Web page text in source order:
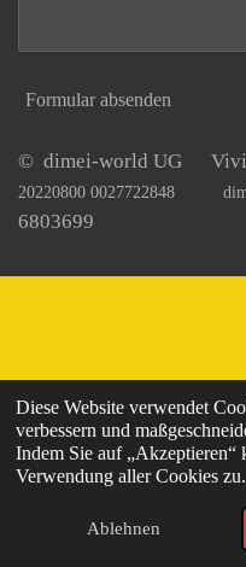
Diese Website verwendet
verbessern und
Indem Sie auf „Akzeptieren“
Verwendung aller Cookies zu.
Ablehnen
Formular absenden
© dimei-world UG
20220800 0027722848
6803699
E-Mail